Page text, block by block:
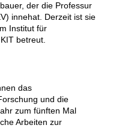
der die Professur
innehat. Derzeit ist sie
Institut für
betreut.
das
und die
zum fünften Mal
Arbeiten zur